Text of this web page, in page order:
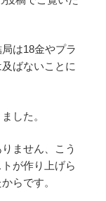
は18金やプラ
ばないことに
した。
ません、こう
が作り上げら
らです。